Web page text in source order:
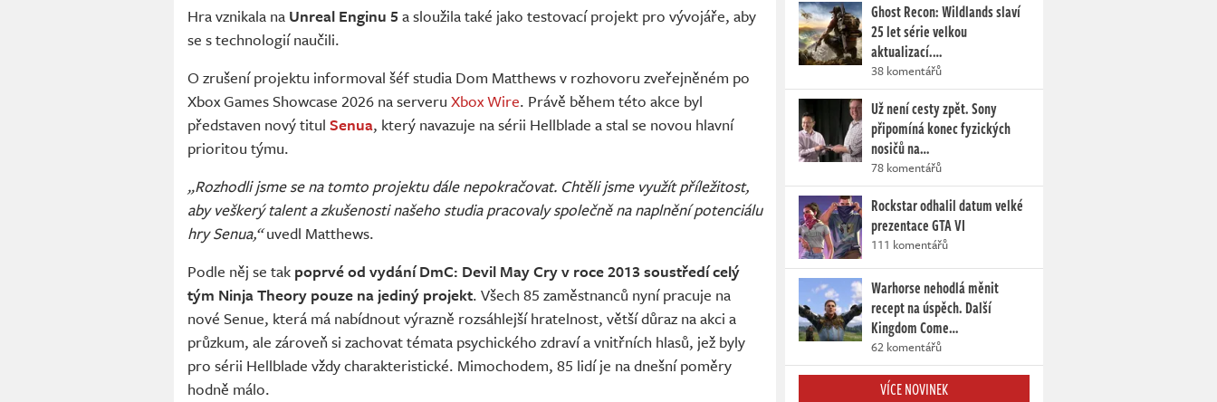
Hra vznikala na Unreal Enginu 5 a sloužila také jako testovací projekt pro vývojáře, aby
se s technologií naučili.
O zrušení projektu informoval šéf studia Dom Matthews v rozhovoru zveřejněném po
Xbox Games Showcase 2026 na serveru Xbox Wire. Právě během této akce byl
představen nový titul Senua, který navazuje na sérii Hellblade a stal se novou hlavní
prioritou týmu.
„Rozhodli jsme se na tomto projektu dále nepokračovat. Chtěli jsme využít příležitost,
aby veškerý talent a zkušenosti našeho studia pracovaly společně na naplnění potenciálu
hry Senua,“uvedl Matthews.
Podle něj se tak poprvé od vydání DmC: Devil May Cry v roce 2013 soustředí celý
tým Ninja Theory pouze na jediný projekt. Všech 85 zaměstnanců nyní pracuje na
nové Senue, která má nabídnout výrazně rozsáhlejší hratelnost, větší důraz na akci a
průzkum, ale zároveň si zachovat témata psychického zdraví a vnitřních hlasů, jež byly
pro sérii Hellblade vždy charakteristické. Mimochodem, 85 lidí je na dnešní poměry
hodně málo.
Ghost Recon: Wildlands slaví
25 let série velkou
aktualizací.…
38 komentářů
Už není cesty zpět. Sony
připomíná konec fyzických
nosičů na…
78 komentářů
Rockstar odhalil datum velké
prezentace GTA VI
111 komentářů
Warhorse nehodlá měnit
recept na úspěch. Další
Kingdom Come…
62 komentářů
VÍCE NOVINEK